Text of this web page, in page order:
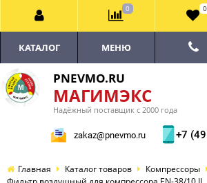
PNEVMO.RU
МАГИМЭКС
Надёжный поставщик с 2000 года
zakaz@pnevmo.ru +7
КАТАЛОГ МЕНЮ
Главная Каталог товаров
Компрессоры
0 0